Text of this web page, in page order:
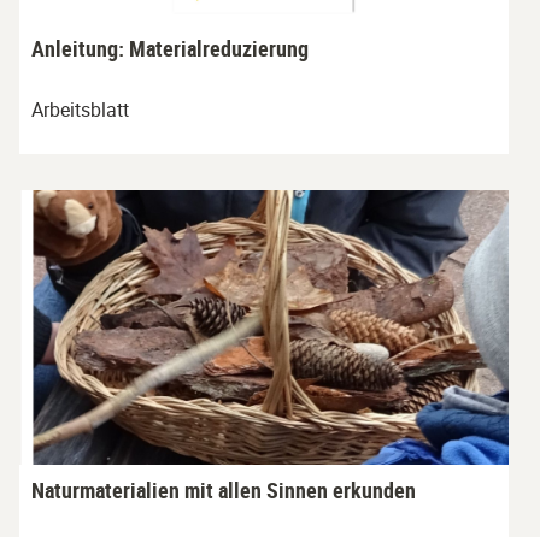
Anleitung: Materialreduzierung
Arbeitsblatt
Naturmaterialien mit allen Sinnen erkunden